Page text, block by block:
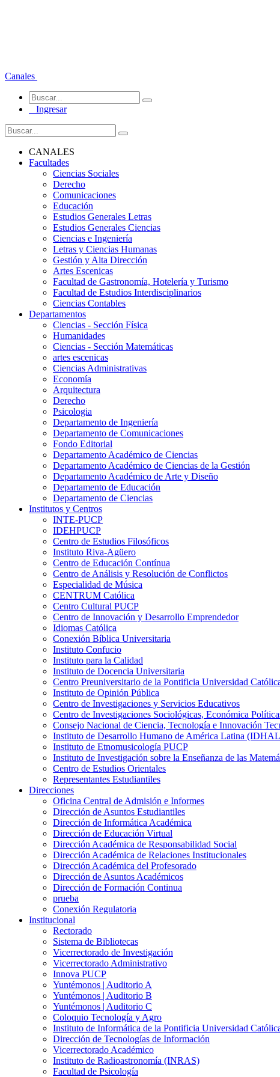
Canales
Ingresar
CANALES
Facultades
Ciencias Sociales
Derecho
Comunicaciones
Educación
Estudios Generales Letras
Estudios Generales Ciencias
Ciencias e Ingeniería
Letras y Ciencias Humanas
Gestión y Alta Dirección
Artes Escenicas
Facultad de Gastronomía, Hotelería y Turismo
Facultad de Estudios Interdisciplinarios
Ciencias Contables
Departamentos
Ciencias - Sección Física
Humanidades
Ciencias - Sección Matemáticas
artes escenicas
Ciencias Administrativas
Economía
Arquitectura
Derecho
Psicologia
Departamento de Ingeniería
Departamento de Comunicaciones
Fondo Editorial
Departamento Académico de Ciencias
Departamento Académico de Ciencias de la Gestión
Departamento Académico de Arte y Diseño
Departamento de Educación
Departamento de Ciencias
Institutos y Centros
INTE-PUCP
IDEHPUCP
Centro de Estudios Filosóficos
Instituto Riva-Agüero
Centro de Educación Contínua
Centro de Análisis y Resolución de Conflictos
Especialidad de Música
CENTRUM Católica
Centro Cultural PUCP
Centro de Innovación y Desarrollo Emprendedor
Idiomas Católica
Conexión Bíblica Universitaria
Instituto Confucio
Instituto para la Calidad
Instituto de Docencia Universitaria
Centro Preuniversitario de la Pontificia Universidad
Instituto de Opinión Pública
Centro de Investigaciones y Servicios Educativos
Centro de Investigaciones Sociológicas, Económica
Consejo Nacional de Ciencia, Tecnología e Innovación
Instituto de Desarrollo Humano de América Latina
Instituto de Etnomusicología PUCP
Instituto de Investigación sobre la Enseñanza de las
Centro de Estudios Orientales
Representantes Estudiantiles
Direcciones
Oficina Central de Admisión e Informes
Dirección de Asuntos Estudiantiles
Dirección de Informática Académica
Dirección de Educación Virtual
Dirección Académica de Responsabilidad Social
Dirección Académica de Relaciones Institucionales
Dirección Académica del Profesorado
Dirección de Asuntos Académicos
Dirección de Formación Continua
prueba
Conexión Regulatoria
Institucional
Rectorado
Sistema de Bibliotecas
Vicerrectorado de Investigación
Vicerrectorado Administrativo
Innova PUCP
Yuntémonos | Auditorio A
Yuntémonos | Auditorio B
Yuntémonos | Auditorio C
Coloquio Tecnología y Agro
Instituto de Informática de la Pontificia Universidad
Dirección de Tecnologías de Información
Vicerrectorado Académico
Instituto de Radioastronomía (INRAS)
Facultad de Psicología